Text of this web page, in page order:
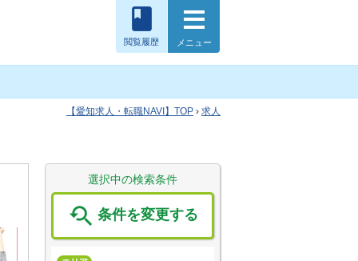
メニュー
book
閲覧履歴
愛知求人・転職NAVI TOP › 求人
選択中の検索条件
 条件を変更する